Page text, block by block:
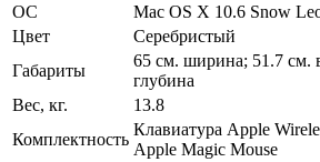
ОС
Mac OS X 10.6 Snow
Цвет
Серебристый
Габариты
65 см. ширина; 51.7 см.
глубина
Вес, кг.
13.8
Комплектность
Клавиатура Apple
Apple Magic Mouse